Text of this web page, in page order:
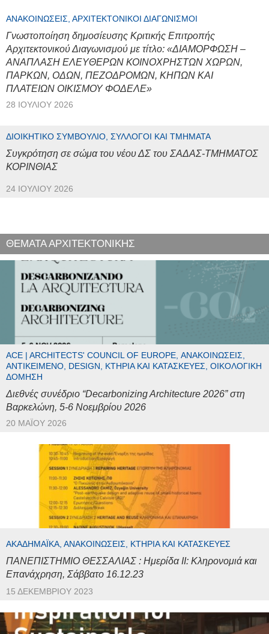
ΑΝΑΚΟΙΝΏΣΕΙΣ, ΑΡΧΙΤΕΚΤΟΝΙΚΟΊ ΔΙΑΓΩΝΙΣΜΟΊ
Γνωστοποίηση δημοσίευσης Κριτικής Επιτροπής
Αρχιτεκτονικού Διαγωνισμού με τίτλο: «ΔΙΑΜΟΡΦΩΣΗ –
ΑΝΑΠΛΑΣΗ ΕΛΕΥΘΕΡΩΝ ΚΟΙΝΟΧΡΗΣΤΩΝ ΧΩΡΩΝ,
ΠΑΡΚΩΝ, ΟΔΩΝ, ΠΕΖΟΔΡΟΜΩΝ, ΚΗΠΩΝ ΚΑΙ
ΠΛΑΤΕΙΩΝ ΟΙΚΙΣΜΟΥ ΦΟΔΕΛΕ»
28 ΙΟΥΛΊΟΥ 2026
ΔΙΟΙΚΗΤΙΚΌ ΣΥΜΒΟΎΛΙΟ, ΣΎΛΛΟΓΟΙ ΚΑΙ ΤΜΉΜΑΤΑ
Συγκρότηση σε σώμα του νέου ΔΣ του ΣΑΔΑΣ-ΤΜΗΜΑΤΟΣ
ΚΟΡΙΝΘΙΑΣ
24 ΙΟΥΛΊΟΥ 2026
ΘΕΜΑΤΑ ΑΡΧΙΤΕΚΤΟΝΙΚΗΣ
ACE | ARCHITECTS' COUNCIL OF EUROPE, ΑΝΑΚΟΙΝΏΣΕΙΣ,
ΑΝΤΙΚΕΊΜΕΝΟ, DESIGN, ΚΤΉΡΙΑ ΚΑΙ ΚΑΤΑΣΚΕΥΈΣ, ΟΙΚΟΛΟΓΙΚΉ
ΔΌΜΗΣΗ
Διεθνές συνέδριο “Decarbonizing Architecture 2026” στη
Βαρκελώνη, 5-6 Νοεμβρίου 2026
20 ΜΑΪ́ΟΥ 2026
ΑΚΑΔΗΜΑΪΚΆ, ΑΝΑΚΟΙΝΏΣΕΙΣ, ΚΤΉΡΙΑ ΚΑΙ ΚΑΤΑΣΚΕΥΈΣ
ΠΑΝΕΠΙΣΤΗΜΙΟ ΘΕΣΣΑΛΙΑΣ : Ημερίδα ΙΙ: Κληρονομιά και
Επανάχρηση, Σάββατο 16.12.23
15 ΔΕΚΕΜΒΡΊΟΥ 2023